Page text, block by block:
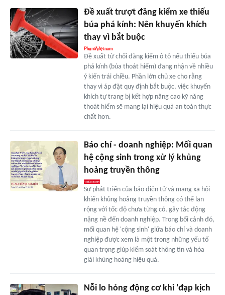
Đề xuất trượt đăng kiểm xe thiếu
búa phá kính: Nên khuyến khích
thay vì bắt buộc
Đề xuất từ chối đăng kiểm ô tô nếu thiếu búa
phá kính (búa thoát hiểm) đang nhận về nhiều
ý kiến trái chiều. Phần lớn chủ xe cho rằng
thay vì áp đặt quy định bắt buộc, việc khuyến
khích tự trang bị kết hợp nâng cao kỹ năng
thoát hiểm sẽ mang lại hiệu quả an toàn thực
chất hơn.
Báo chí - doanh nghiệp: Mối quan
hệ cộng sinh trong xử lý khủng
hoảng truyền thông
Sự phát triển của báo điện tử và mạng xã hội
khiến khủng hoảng truyền thông có thể lan
rộng với tốc độ chưa từng có, gây tác động
nặng nề đến doanh nghiệp. Trong bối cảnh đó,
mối quan hệ 'cộng sinh' giữa báo chí và doanh
nghiệp được xem là một trong những yếu tố
quan trọng giúp kiểm soát thông tin và hóa
giải khủng hoảng hiệu quả.
Nỗi lo hỏng động cơ khi 'đạp kịch